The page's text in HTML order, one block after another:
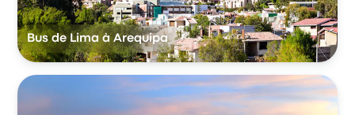
Bus de Lima à Arequipa